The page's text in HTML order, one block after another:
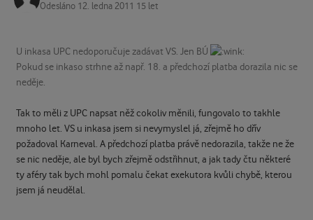
Odesláno 12. ledna 2011 15 let
U inkasa UPC nedoporučuje zadávat VS. Jen BÚ
Pokud se inkaso strhne až např. 18. a předchozí platba dorazila nic se
neděje.
Tak to měli z UPC napsat něž cokoliv měnili, fungovalo to takhle
mnoho let. VS u inkasa jsem si nevymyslel já, zřejmě ho dřív
požadoval Karneval. A předchozí platba právě nedorazila, takže ne že
se nic neděje, ale byl bych zřejmě odstřihnut, a jak tady čtu některé
ty aféry tak bych mohl pomalu čekat exekutora kvůli chybě, kterou
jsem já neudělal.